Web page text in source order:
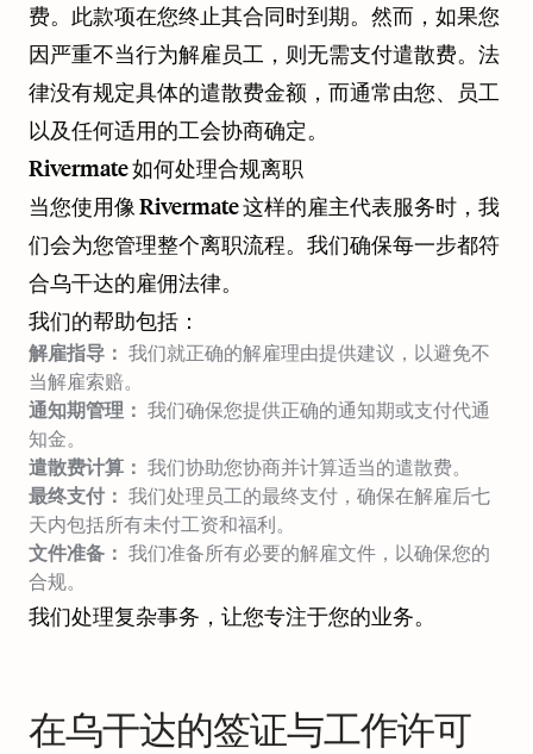
费。此款项在您终止其合同时到期。然而，如果您
因严重不当行为解雇员工，则无需支付遣散费。法
律没有规定具体的遣散费金额，而通常由您、员工
以及任何适用的工会协商确定。
Rivermate 如何处理合规离职
当您使用像 Rivermate 这样的雇主代表服务时，我
们会为您管理整个离职流程。我们确保每一步都符
合乌干达的雇佣法律。
我们的帮助包括：
解雇指导： 我们就正确的解雇理由提供建议，以避免不
当解雇索赔。
通知期管理： 我们确保您提供正确的通知期或支付代通
知金。
遣散费计算： 我们协助您协商并计算适当的遣散费。
最终支付： 我们处理员工的最终支付，确保在解雇后七
天内包括所有未付工资和福利。
文件准备： 我们准备所有必要的解雇文件，以确保您的
合规。
我们处理复杂事务，让您专注于您的业务。
在乌干达的签证与工作许可